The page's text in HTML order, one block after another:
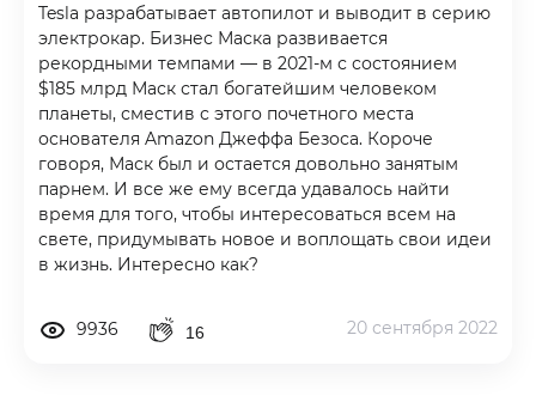
Tesla разрабатывает автопилот и выводит в серию
электрокар. Бизнес Маска развивается
рекордными темпами — в 2021-м с состоянием
$185 млрд Маск стал богатейшим человеком
планеты, сместив с этого почетного места
основателя Amazon Джеффа Безоса. Короче
говоря, Маск был и остается довольно занятым
парнем. И все же ему всегда удавалось найти
время для того, чтобы интересоваться всем на
свете, придумывать новое и воплощать свои идеи
в жизнь. Интересно как?
9936 16 20 сентября 2022